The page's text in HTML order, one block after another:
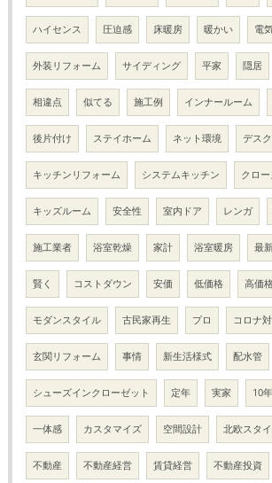
ハイセンス 圧迫感 床暖房 暖かい 電
外装リフォーム サイディング 平家 隠居
相違点 似てる 施工例 インナールーム
後片付け ステイホーム ネット環境 デス
キッチンリフォーム システムキッチン クロ
キッズルーム 安全性 室内ドア レンガ
施工業者 浴室乾燥 家計 浴室暖房 最
賢く コストダウン 安価 低価格 高価
モダンスタイル 古民家再生 プロ コロナ
玄関リフォーム 事情 新生活様式 配水管
シューズインクローゼット 定年 実家 10年
一体感 カスタマイズ 空間設計 北欧スタ
不動産 不動産経営 賃貸経営 不動産投資